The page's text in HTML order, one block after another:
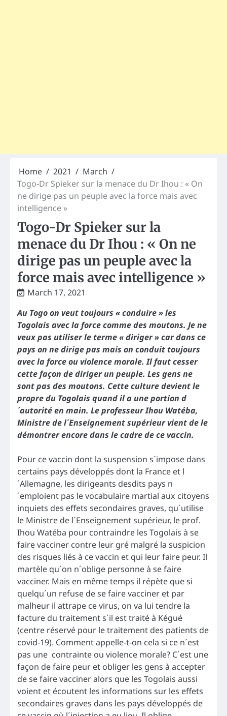
Home 2021
March
Togo-Dr Spieker sur la menace du Dr Ihou : « On
ne dirige pas un peuple avec la force mais avec
intelligence »
Togo-Dr Spieker sur la
menace du Dr Ihou : « On ne
dirige pas un peuple avec la
force mais avec intelligence »
March 17, 2021
Au Togo on veut toujours « conduire » les
Togolais avec la force comme des moutons. Je ne
veux pas utiliser le terme « diriger » car dans ce
pays on ne dirige pas mais on conduit toujours
avec la force ou violence morale. Il faut cesser
cette façon de diriger un peuple. Les gens ne
sont pas des moutons. Cette culture devient le
propre du Togolais quand il a une portion d
´autorité en main. Le professeur Ihou Watéba,
Ministre de l´Enseignement supérieur vient de le
démontrer encore dans le cadre de ce vaccin.
Pour ce vaccin dont la suspension s´impose dans
certains pays développés dont la France et l
´Allemagne, les dirigeants desdits pays n
´emploient pas le vocabulaire martial aux citoyens
inquiets des effets secondaires graves, qu´utilise
le Ministre de l´Enseignement supérieur, le prof.
Ihou Watéba pour contraindre les Togolais à se
faire vacciner contre leur gré malgré la suspicion
des risques liés à ce vaccin et qui leur faire peur. Il
martèle qu´on n´oblige personne à se faire
vacciner. Mais en même temps il répète que si
quelqu´un refuse de se faire vacciner et par
malheur il attrape ce virus, on va lui tendre la
facture du traitement s´il est traité à Kégué
(centre réservé pour le traitement des patients de
covid-19). Comment appelle-t-on cela si ce n´est
pas une contrainte ou violence morale? C´est une
façon de faire peur et obliger les gens à accepter
de se faire vacciner alors que les Togolais aussi
voient et écoutent les informations sur les effets
secondaires graves dans les pays développés de